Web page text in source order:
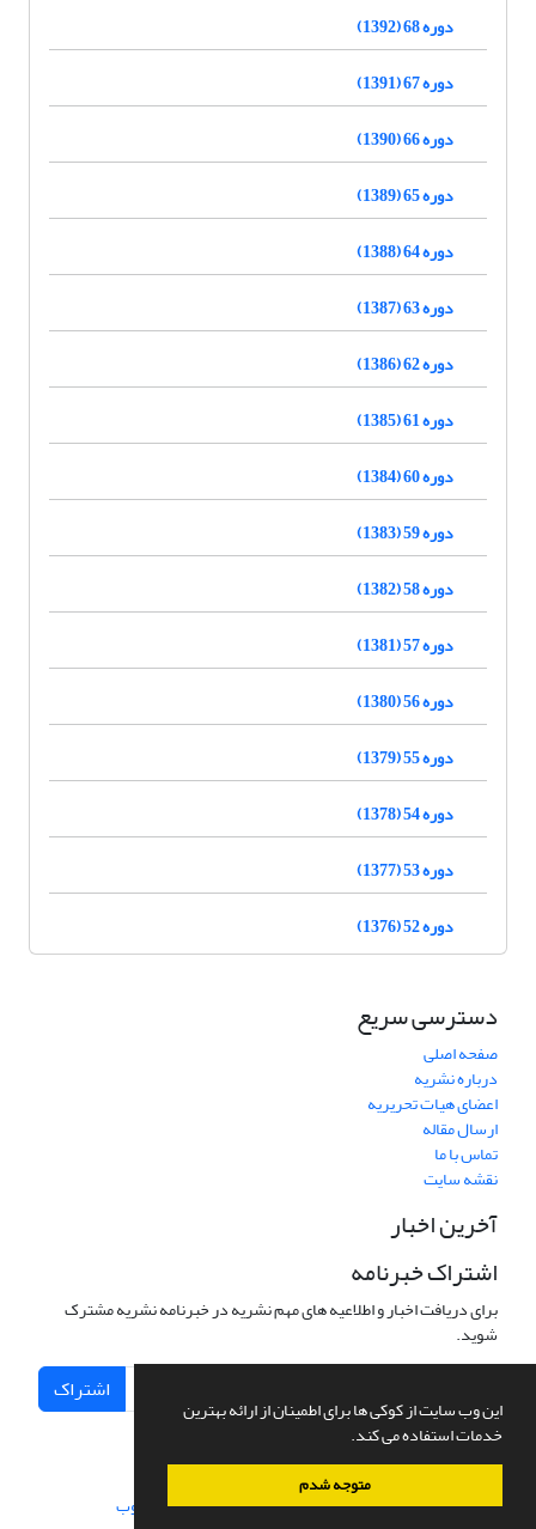
این وب سایت از کوکی ها برای اطمینان از ارائه بهترین
خدمات استفاده می کند.
متوجه شدم
دوره 68 (1392)
دوره 67 (1391)
دوره 66 (1390)
دوره 65 (1389)
دوره 64 (1388)
دوره 63 (1387)
دوره 62 (1386)
دوره 61 (1385)
دوره 60 (1384)
دوره 59 (1383)
دوره 58 (1382)
دوره 57 (1381)
دوره 56 (1380)
دوره 55 (1379)
دوره 54 (1378)
دوره 53 (1377)
دوره 52 (1376)
دسترسی سریع
صفحه اصلی
درباره نشریه
اعضای هیات تحریریه
ارسال مقاله
تماس با ما
نقشه سایت
آخرین اخبار
اشتراک خبرنامه
برای دریافت اخبار و اطلاعیه های مهم نشریه در خبرنامه نشریه مشترک
شوید.
اشتراک
سامانه مدیریت نشریات علمی.طراحی و پیاده سازی از سیناوب